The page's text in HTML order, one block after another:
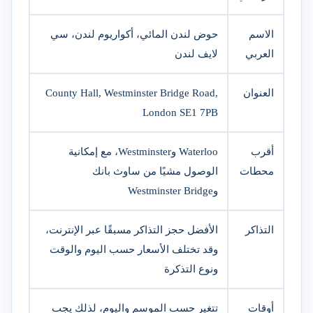
الاسم
العربي
حوض لندن المائي، أكواريوم لندن، سي
لايف لندن
العنوان
County Hall, Westminster Bridge Road,
London SE1 7PB
أقرب
محطات
Waterloo وWestminster، مع إمكانية
الوصول مشيًا من ساوث بانك
وWestminster Bridge
التذاكر
الأفضل حجز التذاكر مسبقًا عبر الإنترنت،
وقد تختلف الأسعار حسب اليوم والوقت
ونوع التذكرة
أوقات تتغير حسب الموسم واليوم، لذلك يجب